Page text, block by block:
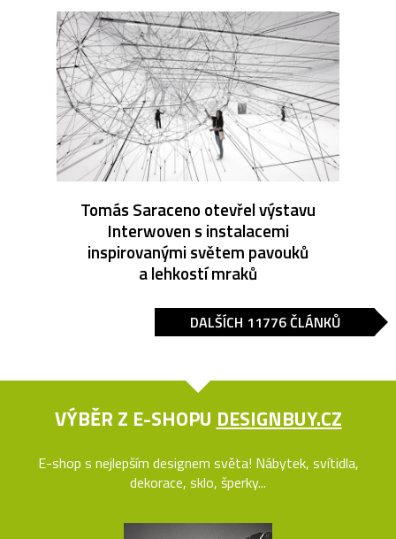
Tomás Saraceno otevřel výstavu
Interwoven s instalacemi
inspirovanými světem pavouků
a lehkostí mraků
DALŠÍCH 11776 ČLÁNKŮ
VÝBĚR Z E-SHOPU DESIGNBUY.CZ
E-shop s nejlepším designem světa! Nábytek, svítidla,
dekorace, sklo, šperky...